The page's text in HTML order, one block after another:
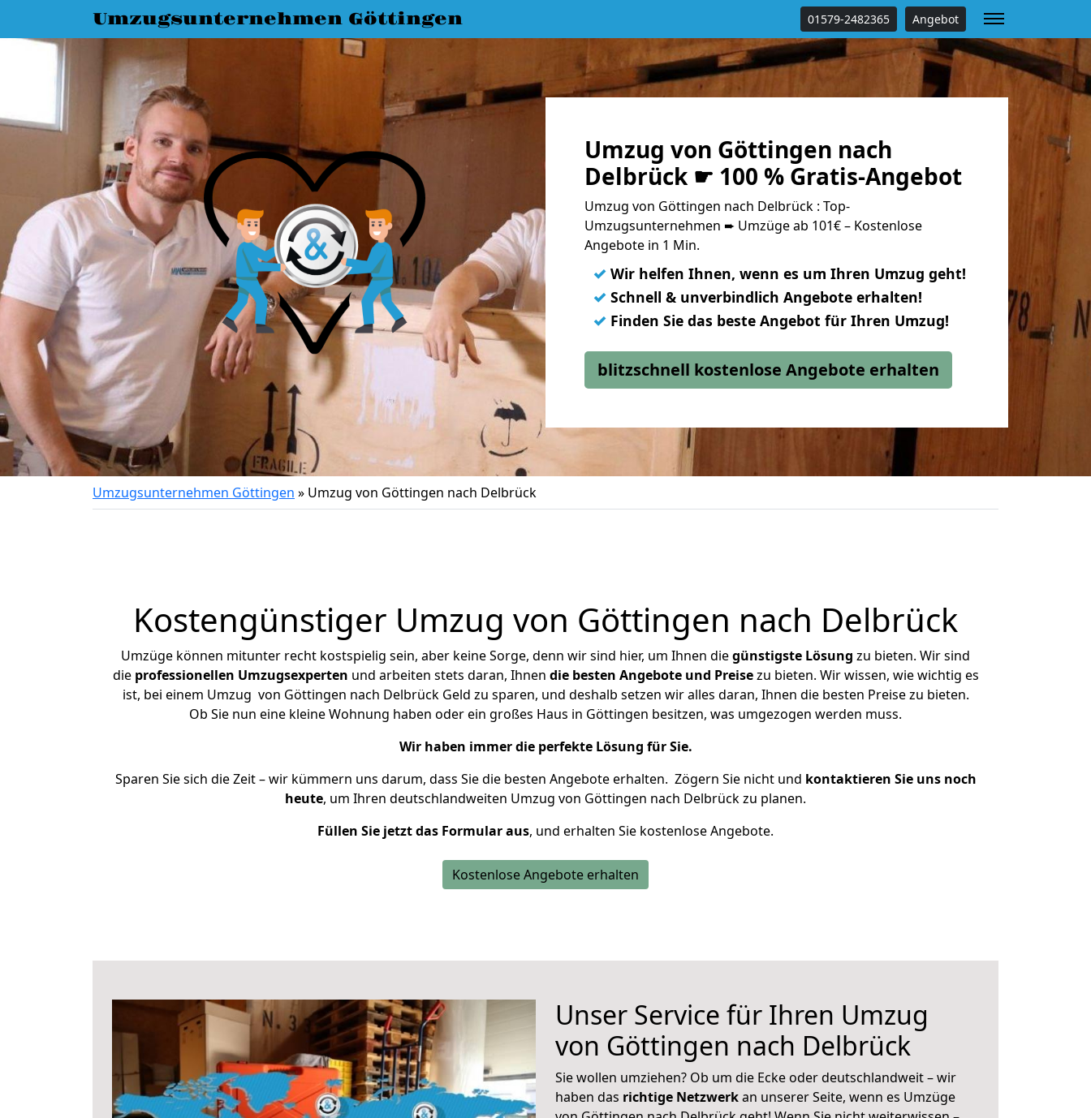
Umzugsunternehmen Göttingen 01579-2482365 Angebot
Umzug von Göttingen nach
Delbrück ☛ 100 % Gratis-Angebot
Umzug von Göttingen nach Delbrück : Top-
Umzugsunternehmen ➨ Umzüge ab 101€ – Kostenlose
Angebote in 1 Min.
✓ Wir helfen Ihnen, wenn es um Ihren Umzug geht!
✓ Schnell & unverbindlich Angebote erhalten!
✓ Finden Sie das beste Angebot für Ihren Umzug!
blitzschnell kostenlose Angebote erhalten
Umzugsunternehmen Göttingen » Umzug von Göttingen nach Delbrück
Kostengünstiger Umzug von Göttingen nach Delbrück
Umzüge können mitunter recht kostspielig sein, aber keine Sorge, denn wir sind hier, um Ihnen diegünstigste Lösung zu bieten. Wir sind
die professionellen Umzugsexperten und arbeiten stets daran, Ihnen die besten Angebote und Preisezu bieten. Wir wissen, wie wichtig es
ist, bei einem Umzug von Göttingen nach Delbrück Geld zu sparen, und deshalb setzen wir alles daran, Ihnen die besten Preise zu bieten.
Ob Sie nun eine kleine Wohnung haben oder ein großes Haus in Göttingen besitzen, was umgezogen werden muss.
Wir haben immer die perfekte Lösung für Sie.
Sparen Sie sich die Zeit – wir kümmern uns darum, dass Sie die besten Angebote erhalten. Zögern Sie nicht und kontaktieren Sie uns noch
heute, um Ihren deutschlandweiten Umzug von Göttingen nach Delbrück zu planen.
Füllen Sie jetzt das Formular aus, und erhalten Sie kostenlose Angebote.
Kostenlose Angebote erhalten
Unser Service für Ihren Umzug
von Göttingen nach Delbrück
Sie wollen umziehen? Ob um die Ecke oder deutschlandweit – wir
haben das richtige Netzwerkan unserer Seite, wenn es Umzüge